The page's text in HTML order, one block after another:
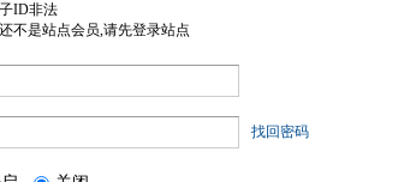
ID非法
不是站点会员,请先登录站点
找回密码